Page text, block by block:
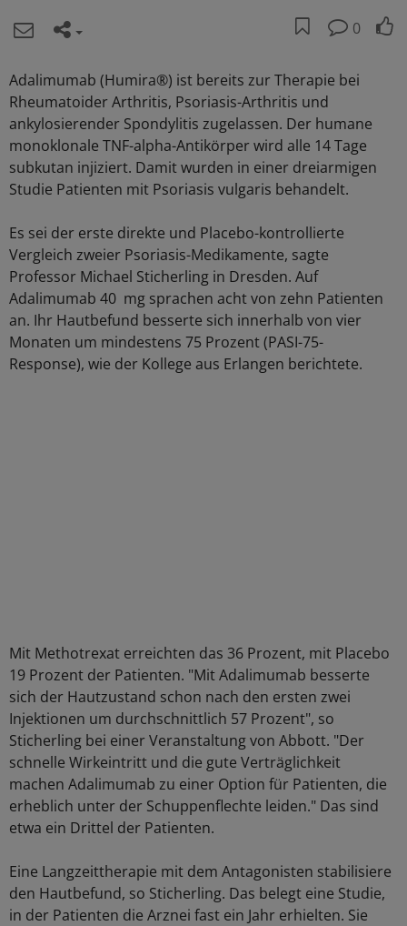
0
Adalimumab (Humira®) ist bereits zur Therapie bei
Rheumatoider Arthritis, Psoriasis-Arthritis und
ankylosierender Spondylitis zugelassen. Der humane
monoklonale TNF-alpha-Antikörper wird alle 14 Tage
subkutan injiziert. Damit wurden in einer dreiarmigen
Studie Patienten mit Psoriasis vulgaris behandelt.
Es sei der erste direkte und Placebo-kontrollierte
Vergleich zweier Psoriasis-Medikamente, sagte
Professor Michael Sticherling in Dresden. Auf
Adalimumab 40 mg sprachen acht von zehn Patienten
an. Ihr Hautbefund besserte sich innerhalb von vier
Monaten um mindestens 75 Prozent (PASI-75-
Response), wie der Kollege aus Erlangen berichtete.
Mit Methotrexat erreichten das 36 Prozent, mit Placebo
19 Prozent der Patienten. "Mit Adalimumab besserte
sich der Hautzustand schon nach den ersten zwei
Injektionen um durchschnittlich 57 Prozent", so
Sticherling bei einer Veranstaltung von Abbott. "Der
schnelle Wirkeintritt und die gute Verträglichkeit
machen Adalimumab zu einer Option für Patienten, die
erheblich unter der Schuppenflechte leiden." Das sind
etwa ein Drittel der Patienten.
Eine Langzeittherapie mit dem Antagonisten stabilisiere
den Hautbefund, so Sticherling. Das belegt eine Studie,
in der Patienten die Arznei fast ein Jahr erhielten. Sie